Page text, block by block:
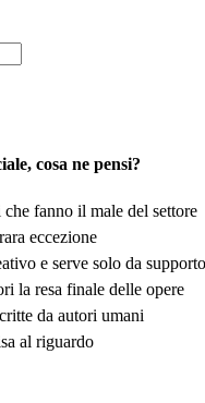
cosa ne pensi?
fanno il male del settore
eccezione
e serve solo da
la resa finale delle opere
da autori umani
al riguardo